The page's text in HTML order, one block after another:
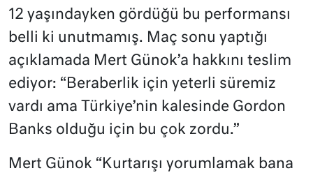
12 yaşındayken gördüğü bu performansı
belli ki unutmamış. Maç sonu yaptığı
açıklamada Mert Günok’a hakkını teslim
ediyor: “Beraberlik için yeterli süremiz
vardı ama Türkiye’nin kalesinde Gordon
Banks olduğu için bu çok zordu.”
Mert Günok “Kurtarışı yorumlamak bana